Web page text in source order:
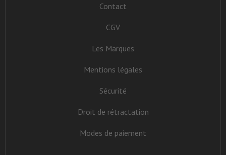
Contact
CGV
Les Marques
Mentions légales
Sécurité
Droit de rétractation
Modes de paiement